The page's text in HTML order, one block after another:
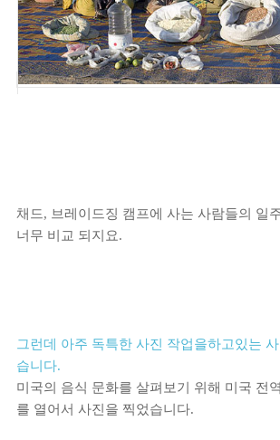
채드, 브레이드징 캠프에 사는 사람들의 일
너무 비교 되지요.
그런데 아주 독특한 사진 작업을하고있는
습니다.
미국의 음식 문화를 살펴보기 위해 미국 전
를 열어서 사진을 찍었습니다.